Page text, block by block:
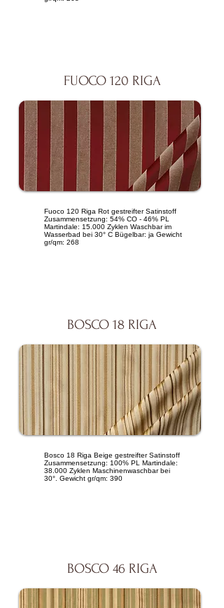
FUOCO 120 RIGA
Fuoco 120 Riga Rot gestreifter Satinstoff
Zusammensetzung: 54% CO - 46% PL
Martindale: 15.000 Zyklen Waschbar im
Wasserbad bei 30° C Bügelbar: ja Gewicht
gr/qm: 268
BOSCO 18 RIGA
Bosco 18 Riga Beige gestreifter Satinstoff
Zusammensetzung: 100% PL Martindale:
38.000 Zyklen Maschinenwaschbar bei
30°. Gewicht gr/qm: 390
BOSCO 46 RIGA